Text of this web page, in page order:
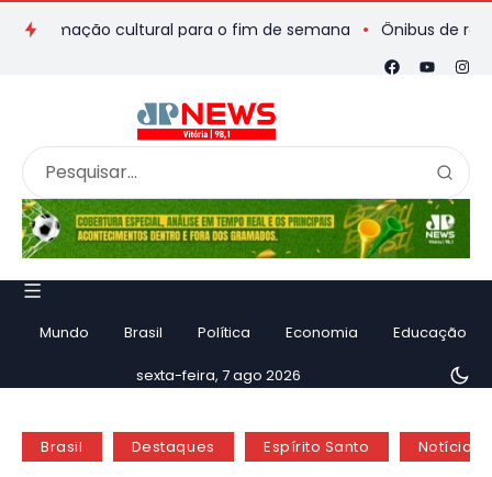
cultural para o fim de semana Ônibus de romeiros
Mundo Brasil Política Economia Educação
sexta-feira, 7 ago 2026
Brasil Destaques Espírito Santo Notícias